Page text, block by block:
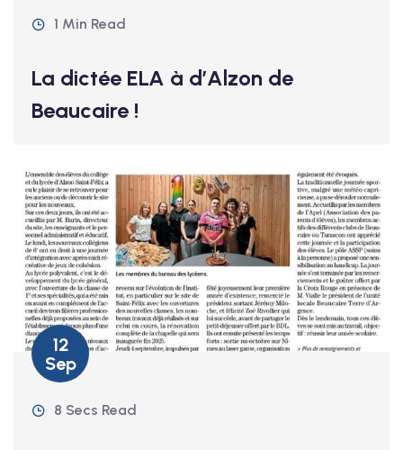
1 Min Read
La dictée ELA à d’Alzon de
Beaucaire !
12
Sep
8 Secs Read